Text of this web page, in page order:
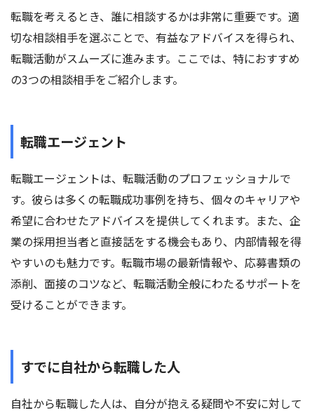
転職を考えるとき、誰に相談するかは非常に重要です。適
切な相談相手を選ぶことで、有益なアドバイスを得られ、
転職活動がスムーズに進みます。ここでは、特におすすめ
の3つの相談相手をご紹介します。
転職エージェント
転職エージェントは、転職活動のプロフェッショナルで
す。彼らは多くの転職成功事例を持ち、個々のキャリアや
希望に合わせたアドバイスを提供してくれます。また、企
業の採用担当者と直接話をする機会もあり、内部情報を得
やすいのも魅力です。転職市場の最新情報や、応募書類の
添削、面接のコツなど、転職活動全般にわたるサポートを
受けることができます。
すでに自社から転職した人
自社から転職した人は、自分が抱える疑問や不安に対して